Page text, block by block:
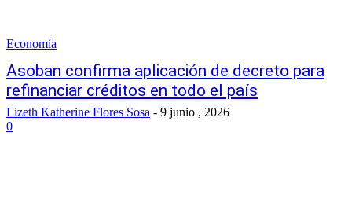
Economía
Asoban confirma aplicación de decreto para
refinanciar créditos en todo el país
Lizeth Katherine Flores Sosa - 9 junio , 2026
0